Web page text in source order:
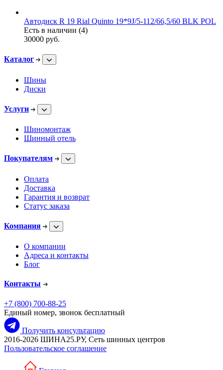
Автодиск R 19 Rial Quinto 19*9J/5-112/66,5/60 BLK POL
Есть в наличии (4)
30000 руб.
Каталог
Шины
Диски
Услуги
Шиномонтаж
Шинный отель
Покупателям
Оплата
Доставка
Гарантия и возврат
Статус заказа
Компания
О компании
Адреса и контакты
Блог
Контакты
+7 (800) 700-88-25
Единый номер, звонок бесплатный
Получить консультацию
2016-2026 ШИНА25.РУ, Сеть шинных центров
Пользовательское соглашение